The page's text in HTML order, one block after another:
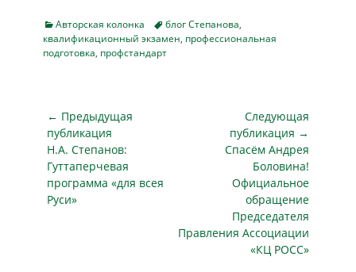
образования – «без
отрыва от
производства». И
вечерних
отделениях ВУЗов.
Проблема
невозможности…
Categories
Авторская колонка Tagsблог Степанова,
квалификационный экзамен, профессиональная
подготовка, профстандарт
Навигация
по
записям
← Предыдущая
публикация
Предыдущая
публикация
Н.А. Степанов:
Гуттаперчевая
программа «для всея
Руси»
Следующая
публикация →
СледующаяСпасём Андрея
Боловина!
Официальное
обращение
Председателя
Правления Ассоциации
«КЦ РОСС»